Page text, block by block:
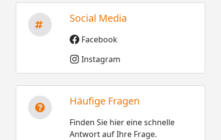
Social Media
Facebook
Instagram
Häufige Fragen
Finden Sie hier eine schnelle
Antwort auf Ihre Frage.